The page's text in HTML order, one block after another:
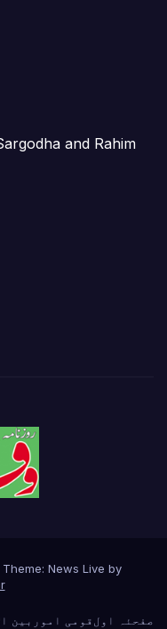
and Rahim
Theme: News Live by
صفحئہ اولقومی امور بین